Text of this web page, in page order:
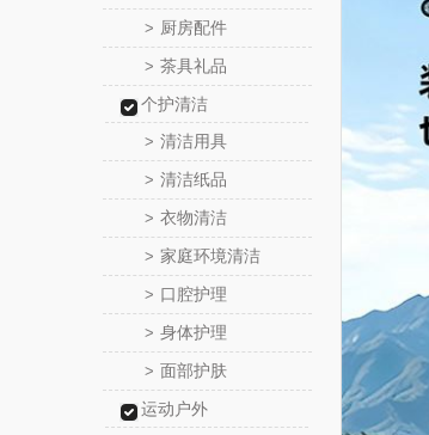
> 厨房配件
> 茶具礼品
个护清洁
> 清洁用具
> 清洁纸品
> 衣物清洁
> 家庭环境清洁
> 口腔护理
> 身体护理
> 面部护肤
运动户外